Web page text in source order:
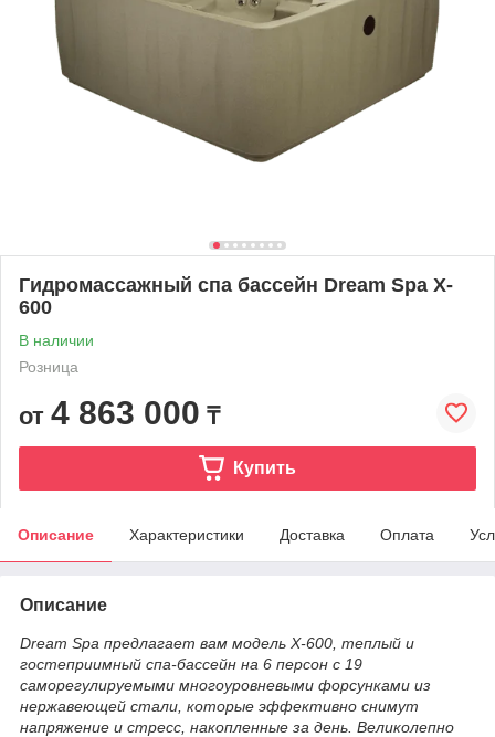
Гидромассажный спа бассейн Dream Spa X-
600
В наличии
Розница
от 4 863 000 ₸
Купить
Описание Характеристики Доставка Оплата
Описание
Dream Spa предлагает вам модель X-600, теплый и
гостеприимный спа-бассейн на 6 персон с 19
саморегулируемыми многоуровневыми форсунками из
нержавеющей стали, которые эффективно снимут
напряжение и стресс, накопленные за день. Великолепно